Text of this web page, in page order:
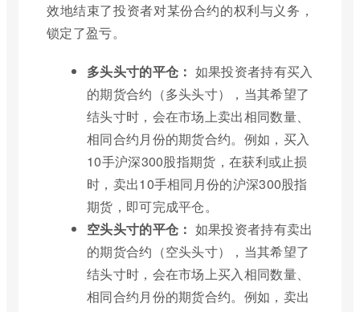
效地结束了投资者对某份合约的权利与义务，
锁定了盈亏。
多头头寸的平仓： 如果投资者持有买入
的期货合约（多头头寸），当其希望了
结头寸时，会在市场上卖出相同数量、
相同合约月份的期货合约。例如，买入
10手沪深300股指期货，在获利或止损
时，卖出10手相同月份的沪深300股指
期货，即可完成平仓。
空头头寸的平仓： 如果投资者持有卖出
的期货合约（空头头寸），当其希望了
结头寸时，会在市场上买入相同数量、
相同合约月份的期货合约。例如，卖出